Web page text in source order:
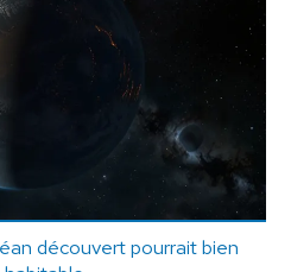
découvert pourrait bien